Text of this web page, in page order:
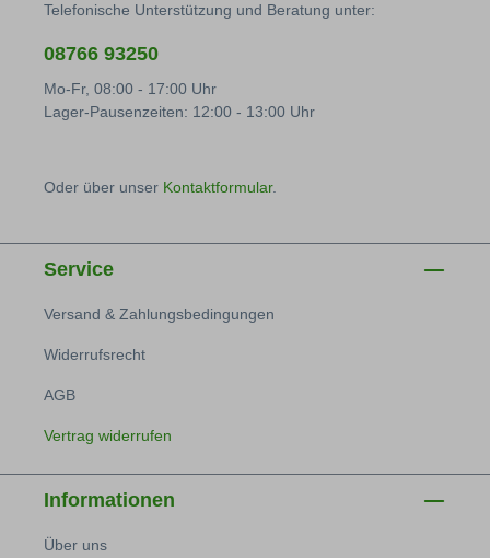
Telefonische Unterstützung und Beratung unter:
08766 93250
Mo-Fr, 08:00 - 17:00 Uhr
Lager-Pausenzeiten: 12:00 - 13:00 Uhr
Oder über unser Kontaktformular.
Service
Versand & Zahlungsbedingungen
Widerrufsrecht
AGB
Vertrag widerrufen
Informationen
Über uns